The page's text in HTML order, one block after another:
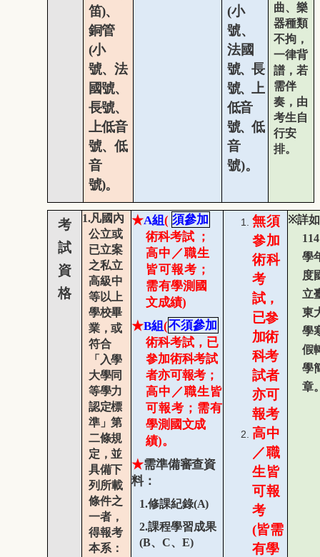
笛)、
銅管
(小
號、法
國號、
長號、
上低音
號、低
音
號)。
(小
號、
法國
號、長
號、上
低音
號、低
音
號)。
曲、樂
器種類
不拘，
一律背
譜，若
需伴
奏，由
考生自
行安
排。
考
試
資
格
1.凡國內
公立或
已立案
之私立
高級中
等以上
學校畢
業，或
符合
「入學
大學同
等學力
認定標
準」第
二條規
定，並
具備下
列所載
條件之
一者，
得報考
本系：
★A組( 須參加
術科考試 ；
高中／職生
皆可報考 ；
需有學測國
文成績)
★B組(不須參加
術科考試， 已
參加術科考試
者亦可報考；
高中／職生皆
可報考 ； 需有
學測國文成
績)。
★需準備審查資
料：
1.修課紀錄(A)
2.課程學習成果
(B、 C、 E)
無須
參加
術科
考
試，
已參
加術
科考
試者
亦可
報考
高中
／職
生皆
可報
考
(皆需
有學
※詳如
114
學
度
立
東
學
假
學
章